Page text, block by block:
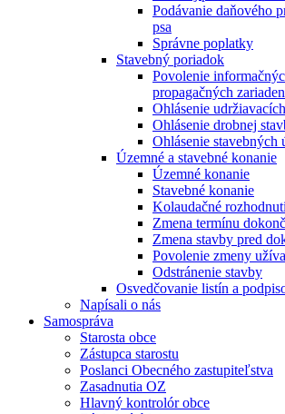
Podávanie daňového
psa
Správne poplatky
Stavebný poriadok
Povolenie
propagačných
Ohlásenie
Ohlásenie drobnej
Ohlásenie stavebných
Územné a stavebné konanie
Územné konanie
Stavebné konanie
Kolaudačné
Zmena termínu
Zmena stavby pred
Povolenie zmeny
Odstránenie stavby
Osvedčovanie listín a
Napísali o nás
Samospráva
Starosta obce
Zástupca starostu
Poslanci Obecného zastupiteľstva
Zasadnutia OZ
Hlavný kontrolór obce